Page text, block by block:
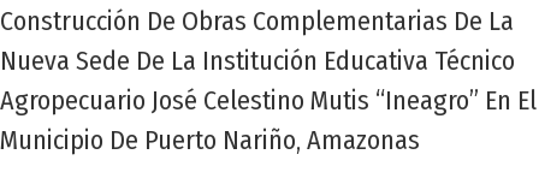
Construcción De Obras Complementarias De La
Nueva Sede De La Institución Educativa Técnico
Agropecuario José Celestino Mutis “Ineagro” En El
Municipio De Puerto Nariño, Amazonas